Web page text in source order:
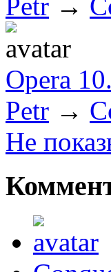
Opera
Petr →
Не